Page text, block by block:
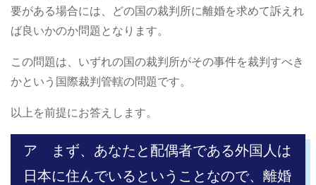
要がある場合には、どの国の裁判所に離婚を求めて訴えれ
ば良いかのか問題となります。
この問題は、いずれの国の裁判所がその事件を裁判すべき
かという国際裁判管轄の問題です。
以上を前提にお答えします。
ア まず、あなたと配偶者である外国人は
日本に住んでいるということなので、離婚